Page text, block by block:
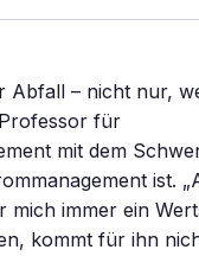
Abfall – nicht nur,
für
mit dem
ist.
mich immer ein
kommt für ihn